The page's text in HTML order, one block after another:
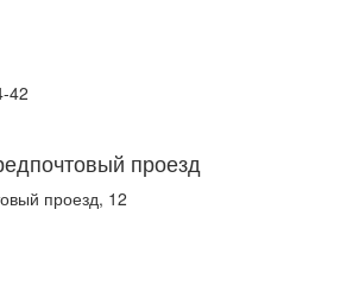
42
проезд
проезд, 12